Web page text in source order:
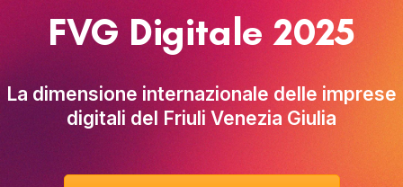
FVG Digitale 2025
La dimensione internazionale delle imprese
digitali del Friuli Venezia Giulia